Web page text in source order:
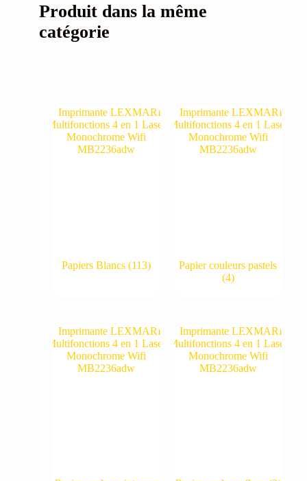
Produit dans la même
catégorie
Papiers Blancs(113)
Papier couleurs pastels
(4)